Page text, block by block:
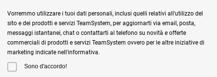
Vorremmo utilizzare i tuoi dati personali, inclusi quelli relativi all'utilizzo del
sito e dei prodotti e servizi TeamSystem, per aggiornarti via email, posta,
messaggi istantanei, chat o contattarti al telefono su novità e offerte
commerciali di prodotti e servizi TeamSystem ovvero per le altre iniziative di
marketing indicate nell'informativa.
Sono d'accordo!